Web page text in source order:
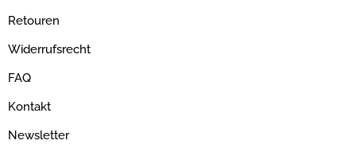
Retouren
Widerrufsrecht
FAQ
Kontakt
Newsletter